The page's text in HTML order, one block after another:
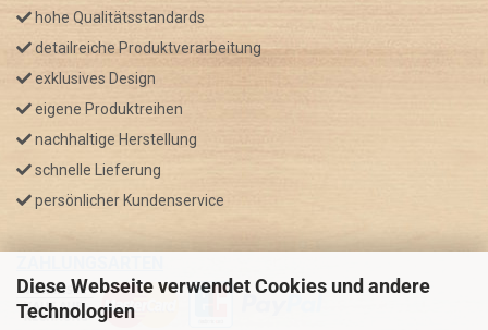
Diese Webseite verwendet Cookies und andere
Technologien
hohe Qualitätsstandards
detailreiche Produktverarbeitung
exklusives Design
eigene Produktreihen
nachhaltige Herstellung
schnelle Lieferung
persönlicher Kundenservice